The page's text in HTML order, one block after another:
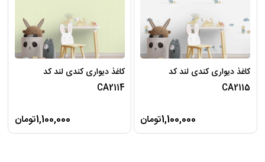
کاغذ دیواری کندی لند کد
CA2115
1,100,000تومان
کاغذ دیواری کندی لند کد
CA2114
1,100,000تومان